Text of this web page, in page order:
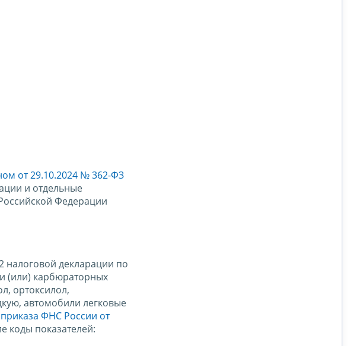
от 29.10.2024 № 362-ФЗ
и отдельные
Федерации
налоговой декларации по
(или) карбюраторных
ортоксилол,
автомобили легковые
приказа ФНС России от
коды показателей: